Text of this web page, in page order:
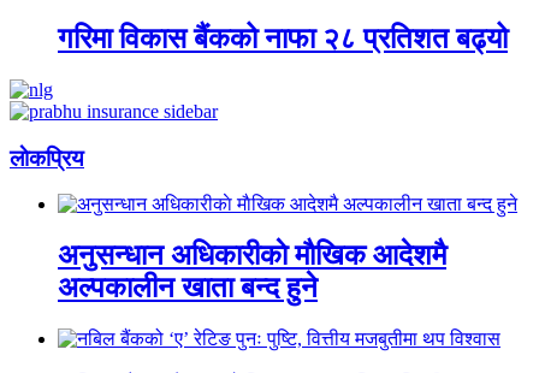
गरिमा विकास बैंकको नाफा २८ प्रतिशत बढ्यो
लाेकप्रिय
अनुसन्धान अधिकारीकाे माैखिक आदेशमै
अल्पकालीन खाता बन्द हुने